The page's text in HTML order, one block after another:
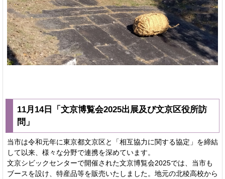
11月14日「文京博覧会2025出展及び文京区役所訪
問」
当市は令和元年に東京都文京区と「相互協力に関する協定」を締結
して以来、様々な分野で連携を深めています。
文京シビックセンターで開催された文京博覧会2025では、当市も
ブースを設け、特産品等を販売いたしました。地元の北稜高校から